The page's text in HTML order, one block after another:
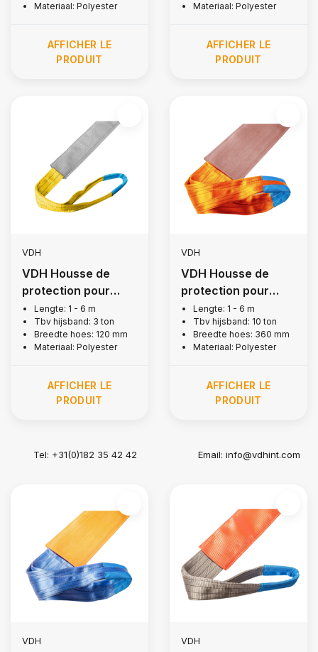
Materiaal: Polyester
AFFICHER LE
PRODUIT
Materiaal: Polyester
AFFICHER LE
PRODUIT
VDH
VDH Housse de
protection pour
sangle de levage, 3
tonnes
Lengte: 1 - 6 m
Tbv hijsband: 3 ton
Breedte hoes: 120 mm
Materiaal: Polyester
AFFICHER LE
PRODUIT
VDH
VDH Housse de
protection pour
courroie de levage,
10 tonnes
Lengte: 1 - 6 m
Tbv hijsband: 10 ton
Breedte hoes: 360 mm
Materiaal: Polyester
AFFICHER LE
PRODUIT
Tel: +31(0)182 35 42 42 Email:info@vdhint.com
VDH VDH